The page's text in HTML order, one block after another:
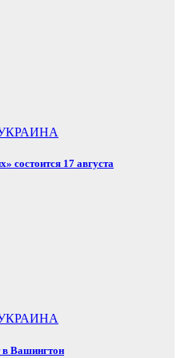
состоится 17 августа
в Вашингтон